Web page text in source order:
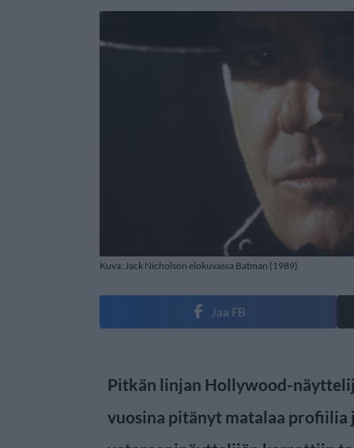
Kuva: Jack Nicholson elokuvassa Batman (1989)
Jaa FB
Pitkän linjan Hollywood-
vuosina pitänyt matalaa profiilia